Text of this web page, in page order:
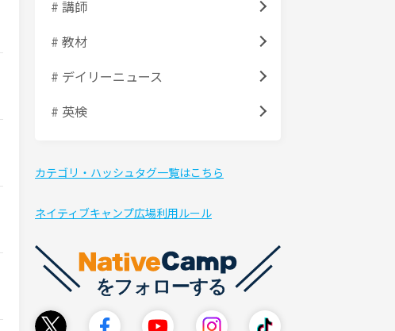
# 講師
# 教材
# デイリーニュース
# 英検
カテゴリ・ハッシュタグ一覧はこちら
ネイティブキャンプ広場利用ルール